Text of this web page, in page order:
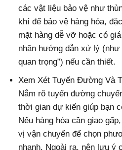
các vật liệu bảo vệ như
khí để bảo vệ hàng hóa,
mặt hàng dễ vỡ hoặc có
nhãn hướng dẫn xử lý (như
quan trọng”) nếu cần thiết.
Xem Xét Tuyến Đường Và
Nắm rõ tuyến đường
thời gian dự kiến giúp bạn
Nếu hàng hóa cần giao
vị vận chuyển để chọn
nhanh. Ngoài ra, nên lưu ý